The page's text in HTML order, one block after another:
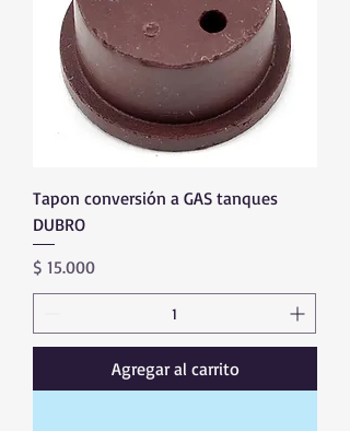
Tapon conversión a GAS tanques
DUBRO
Precio
$ 15.000
Agregar al carrito